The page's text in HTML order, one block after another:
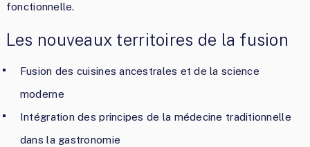
fonctionnelle.
Les nouveaux territoires de la fusion
Fusion des cuisines ancestrales et de la science
moderne
Intégration des principes de la médecine traditionnelle
dans la gastronomie